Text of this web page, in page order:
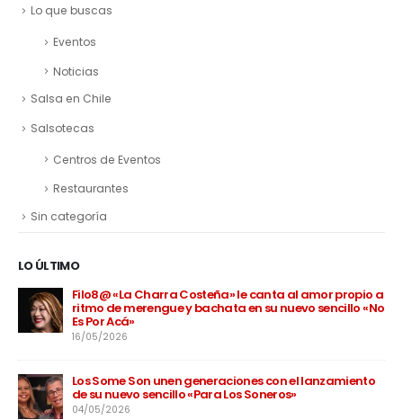
Lo que buscas
Eventos
Noticias
Salsa en Chile
Salsotecas
Centros de Eventos
Restaurantes
Sin categoría
LO ÚLTIMO
Filo8@ «La Charra Costeña» le canta al amor propio a
ritmo de merengue y bachata en su nuevo sencillo «No
Es Por Acá»
16/05/2026
Los Some Son unen generaciones con el lanzamiento
de su nuevo sencillo «Para Los Soneros»
04/05/2026